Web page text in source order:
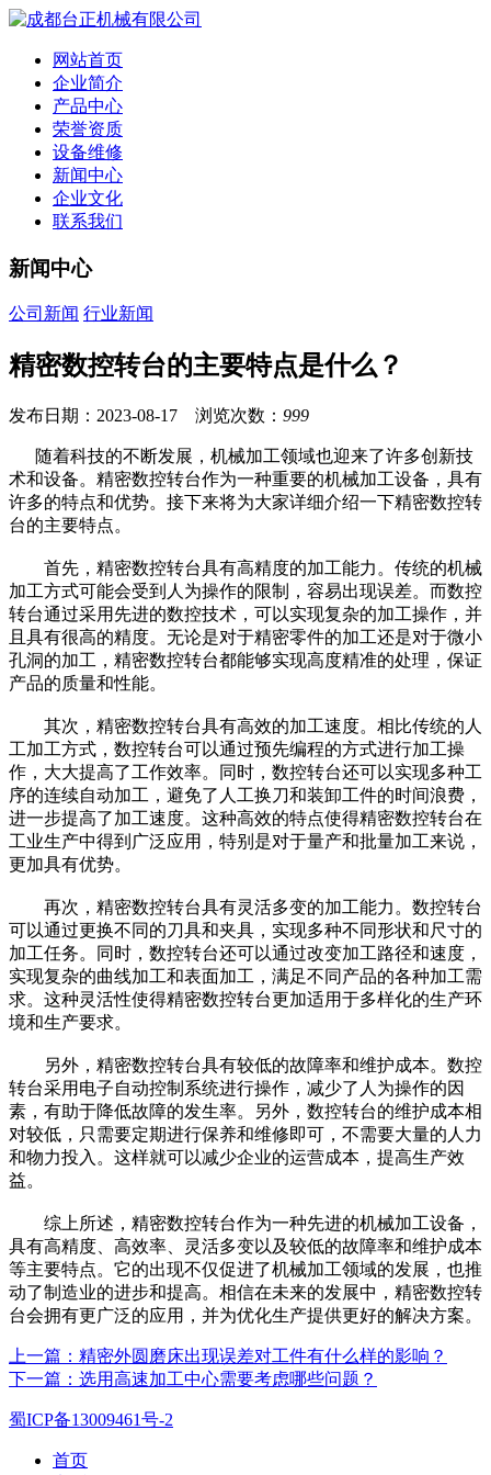
网站首页
企业简介
产品中心
荣誉资质
设备维修
新闻中心
企业文化
联系我们
新闻中心
公司新闻 行业新闻
精密数控转台的主要特点是什么？
发布日期：2023-08-17 浏览次数： 999
随着科技的不断发展，机械加工领域也迎来了许多创新技
术和设备。精密数控转台作为一种重要的机械加工设备，具有
许多的特点和优势。接下来将为大家详细介绍一下精密数控转
台的主要特点。
首先，精密数控转台具有高精度的加工能力。传统的机械
加工方式可能会受到人为操作的限制，容易出现误差。而数控
转台通过采用先进的数控技术，可以实现复杂的加工操作，并
且具有很高的精度。无论是对于精密零件的加工还是对于微小
孔洞的加工，精密数控转台都能够实现高度精准的处理，保证
产品的质量和性能。
其次，精密数控转台具有高效的加工速度。相比传统的人
工加工方式，数控转台可以通过预先编程的方式进行加工操
作，大大提高了工作效率。同时，数控转台还可以实现多种工
序的连续自动加工，避免了人工换刀和装卸工件的时间浪费，
进一步提高了加工速度。这种高效的特点使得精密数控转台在
工业生产中得到广泛应用，特别是对于量产和批量加工来说，
更加具有优势。
再次，精密数控转台具有灵活多变的加工能力。数控转台
可以通过更换不同的刀具和夹具，实现多种不同形状和尺寸的
加工任务。同时，数控转台还可以通过改变加工路径和速度，
实现复杂的曲线加工和表面加工，满足不同产品的各种加工需
求。这种灵活性使得精密数控转台更加适用于多样化的生产环
境和生产要求。
另外，精密数控转台具有较低的故障率和维护成本。数控
转台采用电子自动控制系统进行操作，减少了人为操作的因
素，有助于降低故障的发生率。另外，数控转台的维护成本相
对较低，只需要定期进行保养和维修即可，不需要大量的人力
和物力投入。这样就可以减少企业的运营成本，提高生产效
益。
综上所述，精密数控转台作为一种先进的机械加工设备，
具有高精度、高效率、灵活多变以及较低的故障率和维护成本
等主要特点。它的出现不仅促进了机械加工领域的发展，也推
动了制造业的进步和提高。相信在未来的发展中，精密数控转
台会拥有更广泛的应用，并为优化生产提供更好的解决方案。
上一篇：精密外圆磨床出现误差对工件有什么样的影响？
下一篇：选用高速加工中心需要考虑哪些问题？
蜀ICP备13009461号-2
首页